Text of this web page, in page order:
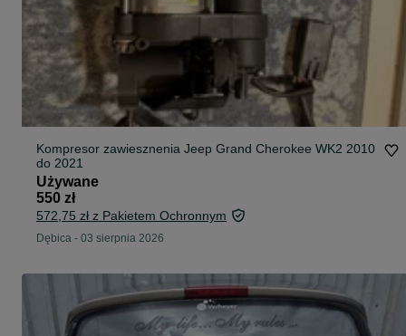
Kompresor zawiesznenia Jeep Grand Cherokee WK2 2010
do 2021
Używane
550 zł
572,75 zł z Pakietem Ochronnym
Dębica - 03 sierpnia 2026